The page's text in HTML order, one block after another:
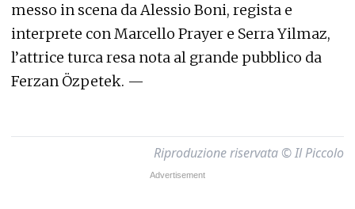
messo in scena da Alessio Boni, regista e
interprete con Marcello Prayer e Serra Yilmaz,
l’attrice turca resa nota al grande pubblico da
Ferzan Özpetek. —
Riproduzione riservata © Il Piccolo